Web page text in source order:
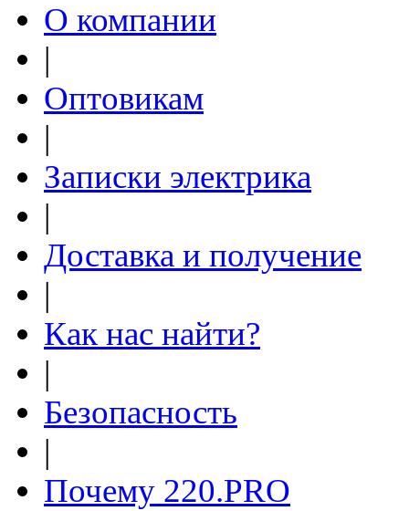
О компании
|
Оптовикам
|
Записки электрика
|
Доставка и получение
|
Как нас найти?
|
Безопасность
|
Почему 220.PRO